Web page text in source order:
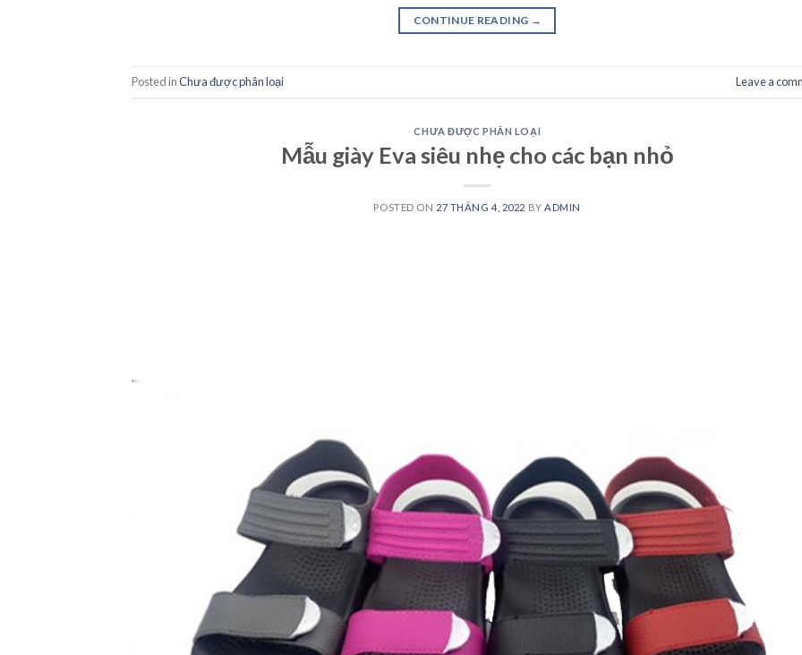
CONTINUE READING →
Posted inChưa được phân loại Leave a
CHƯA ĐƯỢC PHÂN LOẠI
Mẫu giày Eva siêu nhẹ cho các bạn nhỏ
POSTED ON 27 THÁNG 4, 2022 BYADMIN